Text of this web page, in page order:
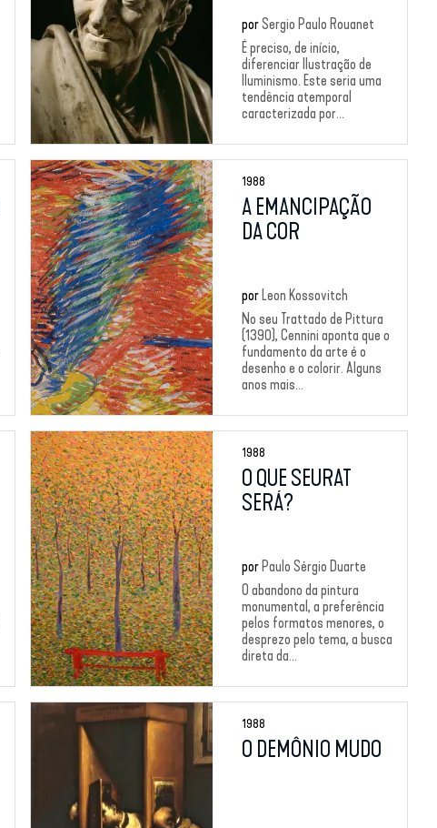
porSergio Paulo Rouanet
É preciso, de início,
diferenciar Ilustração de
Iluminismo. Este seria uma
tendência atemporal
caracterizada por...
1988
A EMANCIPAÇÃO
DA COR
por Leon Kossovitch
No seu Trattado de Pittura
(1390), Cennini aponta que o
fundamento da arte é o
desenho e o colorir. Alguns
anos mais...
1988
O QUE SEURAT
SERÁ?
por Paulo Sérgio Duarte
O abandono da pintura
monumental, a preferência
pelos formatos menores, o
desprezo pelo tema, a busca
direta da...
1988
O DEMÔNIO MUDO